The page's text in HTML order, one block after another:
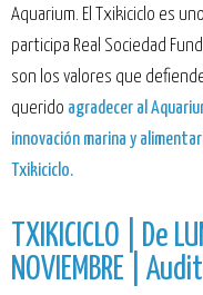
Aquarium. El Txikiciclo es
participa Real Sociedad
son los valores que
querido agradecer al
innovación marina y
Txikiciclo.
TXIKICICLO | De
NOVIEMBRE |